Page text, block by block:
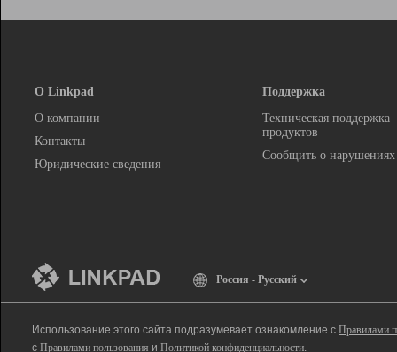
О Linkpad
О компании
Контакты
Юридические сведения
Поддержка
Техническая поддержка
продуктов
Сообщить о нарушениях
Россия - Русский
Использование этого сайта подразумевает ознакомление с Правилами
с Правилами пользования и Политикой конфиденциальности.